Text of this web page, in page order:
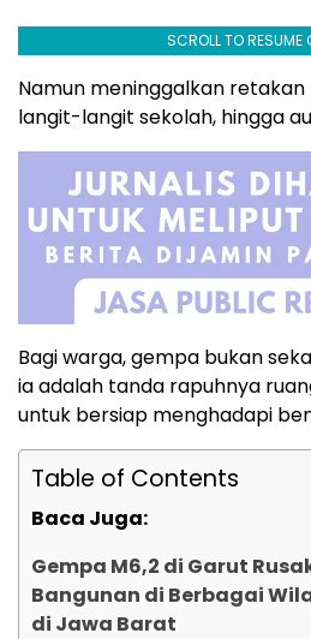
SCROLL TO RESUME
Namun meninggalkan
langit-langit sekolah, hingga
Bagi warga, gempa bukan
ia adalah tanda rapuhnya
untuk bersiap menghadapi
Table of Contents
Baca Juga:
Gempa M6,2 di Garut
Bangunan di Berbagai
di Jawa Barat